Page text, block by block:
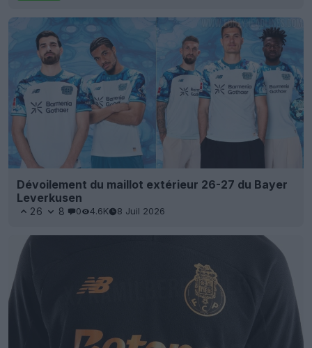
Dévoilement du maillot extérieur 26-27 du Bayer
Leverkusen
26 8 0 4.6K 8 Juil 2026